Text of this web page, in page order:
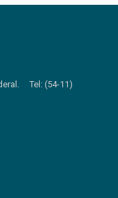
Tel: (54-11)